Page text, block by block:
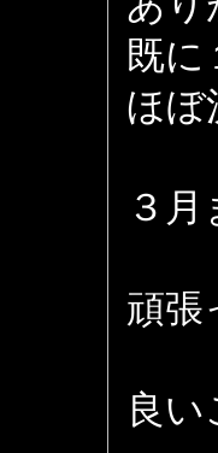
既に
ほぼ
３
頑張
良